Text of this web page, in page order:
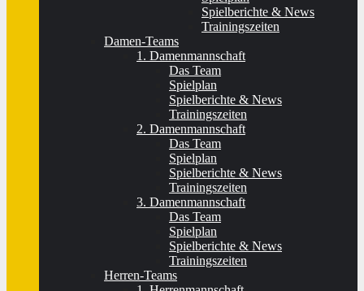
Spielberichte & News
Trainingszeiten
Damen-Teams
1. Damenmannschaft
Das Team
Spielplan
Spielberichte & News
Trainingszeiten
2. Damenmannschaft
Das Team
Spielplan
Spielberichte & News
Trainingszeiten
3. Damenmannschaft
Das Team
Spielplan
Spielberichte & News
Trainingszeiten
Herren-Teams